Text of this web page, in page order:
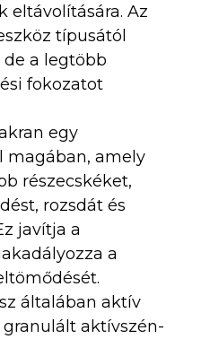
eltávolítására. Az
típusától
a legtöbb
fokozatot
egy
magában, amely
részecskéket,
rozsdát és
javítja a
a
általában aktív
aktívszén-